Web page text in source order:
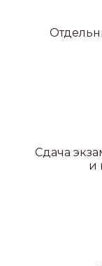
Сдача
и